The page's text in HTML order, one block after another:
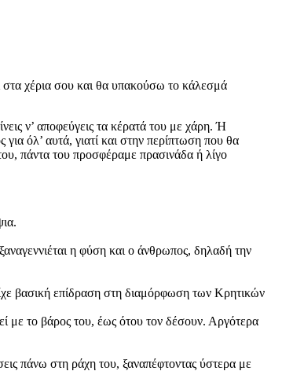
χέρια σου και θα υπακούσω το κάλεσμά
ν’ αποφεύγεις τα κέρατά του με χάρη. Ή
όλ’ αυτά, γιατί και στην περίπτωση που θα
πάντα του προσφέραμε πρασινάδα ή λίγο
η φύση και ο άνθρωπος, δηλαδή την
βασική επίδραση στη διαμόρφωση των Κρητικών
με το βάρος του, έως ότου τον δέσουν. Αργότερα
πάνω στη ράχη του, ξαναπέφτοντας ύστερα με